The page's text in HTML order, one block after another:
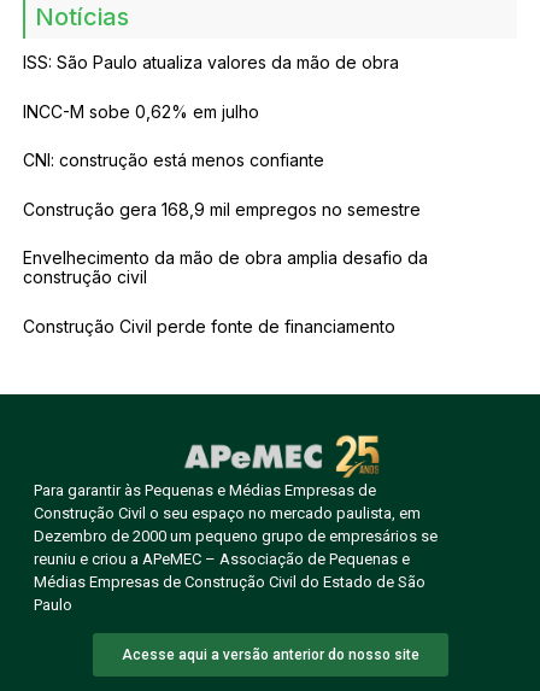
Notícias
ISS: São Paulo atualiza valores da mão de obra
INCC-M sobe 0,62% em julho
CNI: construção está menos confiante
Construção gera 168,9 mil empregos no semestre
Envelhecimento da mão de obra amplia desafio da
construção civil
Construção Civil perde fonte de financiamento
Para garantir às Pequenas e Médias Empresas de
Construção Civil o seu espaço no mercado paulista, em
Dezembro de 2000 um pequeno grupo de empresários se
reuniu e criou a APeMEC – Associação de Pequenas e
Médias Empresas de Construção Civil do Estado de São
Paulo
Acesse aqui a versão anterior do nosso site